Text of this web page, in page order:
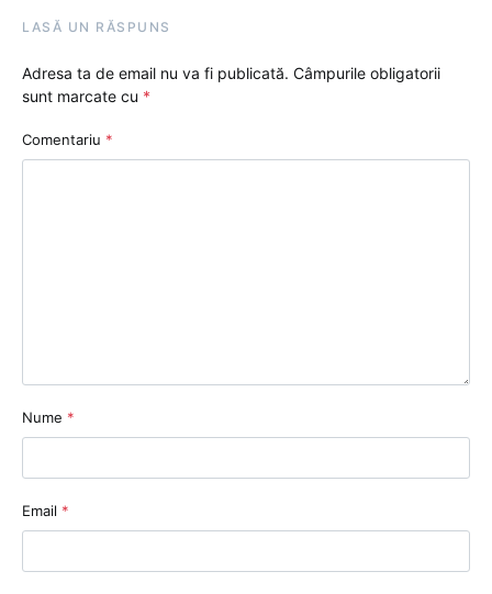
LASĂ UN RĂSPUNS
Adresa ta de email nu va fi publicată. Câmpurile obligatorii
sunt marcate cu *
Comentariu *
Nume *
Email *